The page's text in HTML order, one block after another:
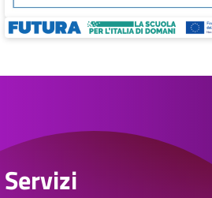
Servizi